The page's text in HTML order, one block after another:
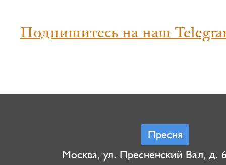
Подпишитесь на наш
Пресня
Москва, ул. Пресненский Вал, д.